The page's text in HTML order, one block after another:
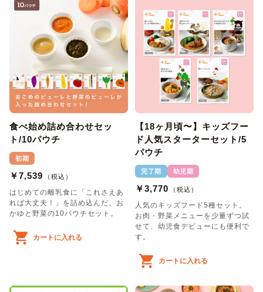
食べ始め詰め合わせセッ
ト/10パウチ
初期
￥7,539 （税込）
はじめての離乳食に「これさえあ
れば大丈夫！」を詰め込んだ、お
かゆと野菜の10パウチセット。
カートに入れる
【18ヶ月頃〜】キッズフー
ド人気スターターセット/5
パウチ
完了期 幼児期
￥3,770 （税込）
人気のキッズフード5種セット。
お肉・野菜メニューを少量ずつ試
せて、幼児食デビューにも便利で
す。
カートに入れる